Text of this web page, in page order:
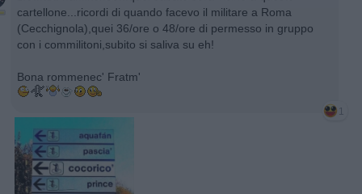
cartellone...ricordi di quando facevo il militare a Roma
(Cecchignola),quei 36/ore o 48/ore di permesso in gruppo
con i commilitoni,subito si saliva su eh!
Bona rommenec' Fratm'
1